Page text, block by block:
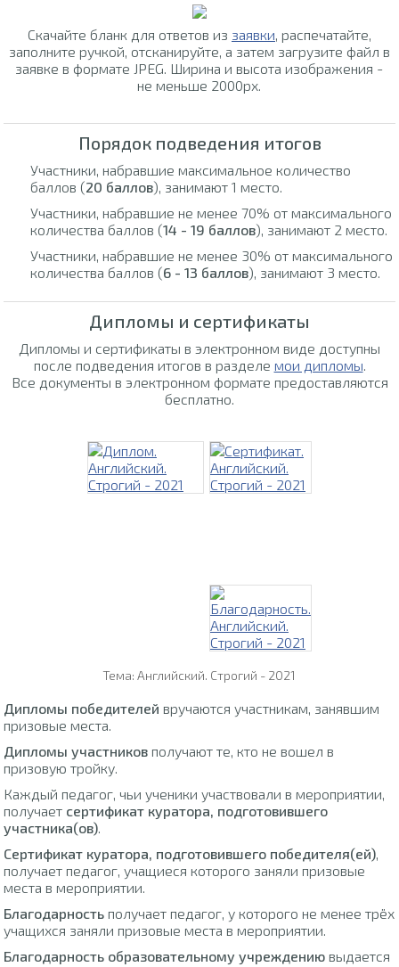
Скачайте бланк для ответов из заявки, распечатайте,
заполните ручкой, отсканируйте, а затем загрузите файл в
заявке в формате JPEG. Ширина и высота изображения -
не меньше 2000px.
Порядок подведения итогов
Участники, набравшие максимальное количество
баллов (20 баллов), занимают 1 место.
Участники, набравшие не менее 70% от максимального
количества баллов (14 - 19 баллов), занимают 2 место.
Участники, набравшие не менее 30% от максимального
количества баллов (6 - 13 баллов), занимают 3 место.
Дипломы и сертификаты
Дипломы и сертификаты в электронном виде доступны
после подведения итогов в разделе мои дипломы.
Все документы в электронном формате предоставляются
бесплатно.
Тема: Английский. Строгий - 2021
Дипломы победителей вручаются участникам, занявшим
призовые места.
Дипломы участников получают те, кто не вошел в
призовую тройку.
Каждый педагог, чьи ученики участвовали в мероприятии,
получает сертификат куратора, подготовившего
участника(ов).
Сертификат куратора, подготовившего победителя(ей),
получает педагог, учащиеся которого заняли призовые
места в мероприятии.
Благодарность получает педагог, у которого не менее трёх
учащихся заняли призовые места в мероприятии.
Благодарность образовательному учреждению выдается